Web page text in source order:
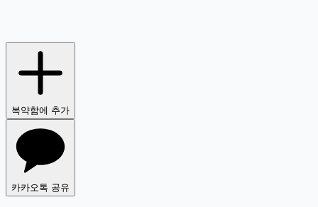
복약함에 추가
카카오톡 공유